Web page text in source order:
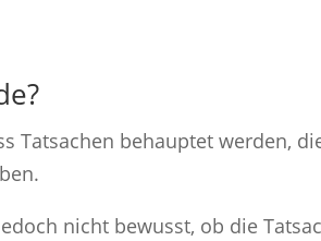
Tatsachen behauptet werden,
nicht bewusst, ob die